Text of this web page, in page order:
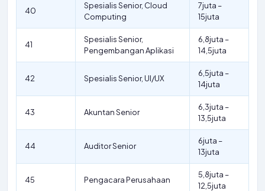
40
Spesialis Senior, Cloud
Computing
7juta –
15juta
41
Spesialis Senior,
Pengembangan Aplikasi
6,8juta –
14,5juta
42 Spesialis Senior, UI/UX
6,5juta –
14juta
43 Akuntan Senior
6,3juta –
13,5juta
44 Auditor Senior
6juta –
13juta
45 Pengacara Perusahaan
5,8juta –
12,5juta